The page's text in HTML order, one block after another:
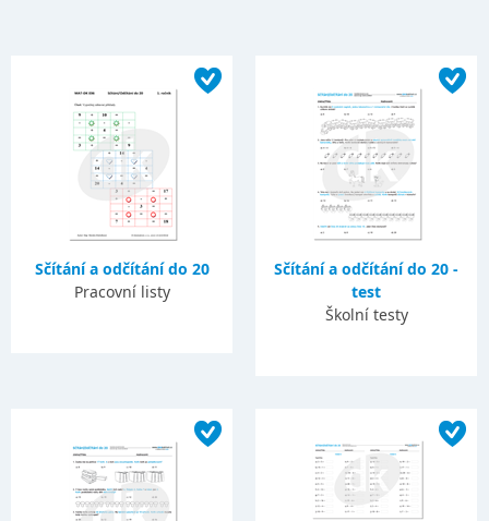
Sčítání a odčítání do 20
Pracovní listy
Sčítání a odčítání do 20 -
test
Školní testy